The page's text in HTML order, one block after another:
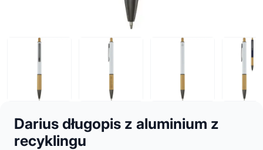
Darius długopis z aluminium z
recyklingu